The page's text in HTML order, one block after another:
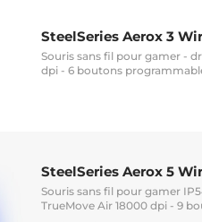
SteelSeries Aerox 3
Souris sans fil pour gamer -
dpi - 6 boutons
SteelSeries Aerox 5
Souris sans fil pour gamer
TrueMove Air 18000 dpi - 9